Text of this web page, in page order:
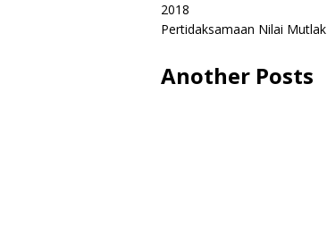
2018
Pertidaksamaan Nilai Mutlak
Another Posts